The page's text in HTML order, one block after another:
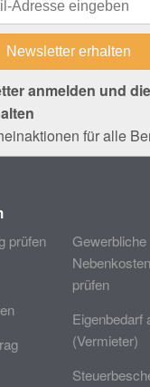
anmelden und
für alle
prüfen
Gewerbliche
prüfen
Eigenbedarf
(Vermieter)